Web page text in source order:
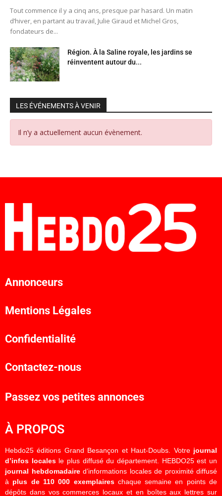
Tout commence il y a cinq ans, presque par hasard. Un matin
d’hiver, en partant au travail, Julie Giraud et Michel Gros,
fondateurs de...
Région. À la Saline royale, les jardins se
réinventent autour du...
LES ÉVÉNEMENTS À VENIR
Il n’y a actuellement aucun évènement.
Annonceurs
Mentions Légales
Confidentialité
Contactez-nous
Passez vos petites annonces
À PROPOS
Hebdo25 éditions Grand Besançon et Haut-Doubs. Votre journal
d’infos localesle plus diffusé du département. HEBDO25 est un
journal hebdomadaired’informations locales de proximité diffusé
à plus de 110 000 exemplaireschaque semaine en points de
dépôts dans vos commerces locaux et en boîtes aux lettres sur